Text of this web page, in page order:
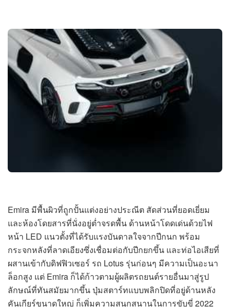
Emira มีพื้นผิวที่ถูกปั้นแต่งอย่างประณีต สัดส่วนที่ยอดเยี่ยม
และห้องโดยสารที่นั่งอยู่ต่ำจรดพื้น ด้านหน้าโดดเด่นด้วยไฟ
หน้า LED แนวตั้งที่ได้รับแรงบันดาลใจจากปีกนก พร้อม
กระจกหลังที่ลาดเอียงซึ่งเชื่อมต่อกับปีกยกขึ้น และท่อไอเสียที่
ผสานเข้ากับดิฟฟิวเซอร์ รถ Lotus รุ่นก่อนๆ มีความเป็นอะนา
ล็อกสูง แต่ Emira ก็ได้ก้าวตามผู้ผลิตรถยนต์รายอื่นมาสู่รูป
ลักษณ์ที่ทันสมัยมากขึ้น ปุ่มสตาร์ทแบบพลิกปิดที่อยู่ด้านหลัง
คันเกียร์ขนาดใหญ่ ก็เพิ่มความสนุกสนานในการขับขี่ 2022